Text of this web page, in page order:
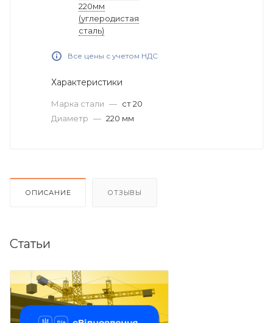
220мм
(углеродистая
сталь)
Все цены с учетом НДС
Характеристики
Марка стали — ст 20
Диаметр — 220 мм
ОПИСАНИЕ ОТЗЫВЫ
Статьи